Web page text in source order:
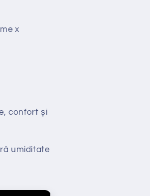
x
confort și
umiditate